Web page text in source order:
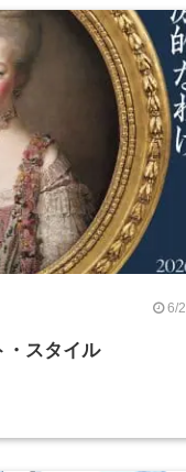
6/2
・スタイル